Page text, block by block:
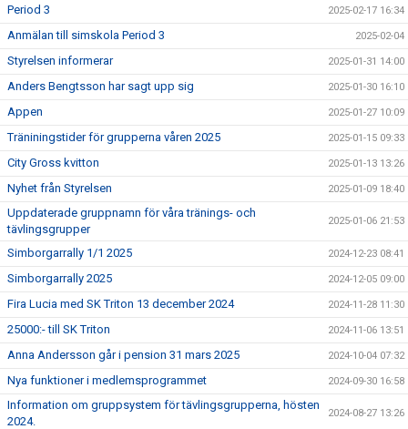
Period 3 2025-02-17 16:34
Anmälan till simskola Period 3 2025-02-04
Styrelsen informerar 2025-01-31 14:00
Anders Bengtsson har sagt upp sig 2025-01-30 16:10
Appen 2025-01-27 10:09
Träniningstider för grupperna våren 2025 2025-01-15 09:33
City Gross kvitton 2025-01-13 13:26
Nyhet från Styrelsen 2025-01-09 18:40
Uppdaterade gruppnamn för våra tränings- och
tävlingsgrupper
2025-01-06 21:53
Simborgarrally 1/1 2025 2024-12-23 08:41
Simborgarrally 2025 2024-12-05 09:00
Fira Lucia med SK Triton 13 december 2024 2024-11-28 11:30
25000:- till SK Triton 2024-11-06 13:51
Anna Andersson går i pension 31 mars 2025 2024-10-04 07:32
Nya funktioner i medlemsprogrammet 2024-09-30 16:58
Information om gruppsystem för tävlingsgrupperna, hösten
2024.
2024-08-27 13:26